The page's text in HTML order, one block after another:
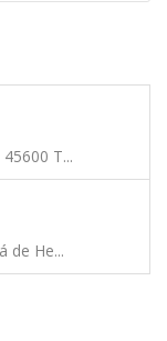
T...
de He...